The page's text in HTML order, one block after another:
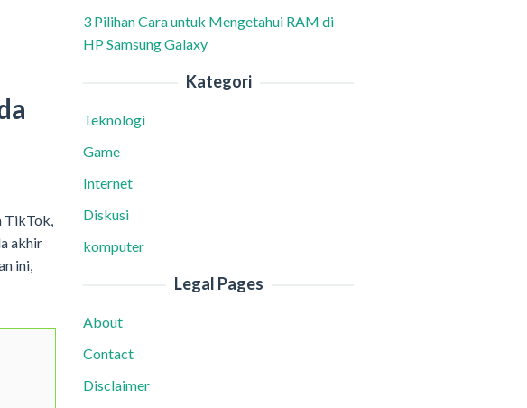
TikTok,
akhir
ini,
3 Pilihan Cara untuk Mengetahui RAM di
HP Samsung Galaxy
Kategori
Teknologi
Game
Internet
Diskusi
komputer
Legal Pages
About
Contact
Disclaimer